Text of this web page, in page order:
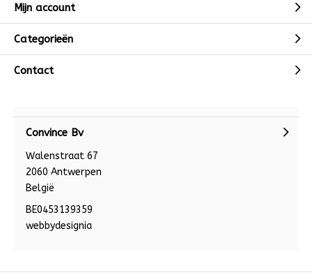
Mijn account
Categorieën
Contact
Convince Bv
Walenstraat 67
2060 Antwerpen
België
BE0453139359
webbydesignia